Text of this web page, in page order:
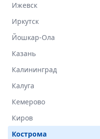
Ижевск
Иркутск
Йошкар-Ола
Казань
Калининград
Калуга
Кемерово
Киров
Кострома